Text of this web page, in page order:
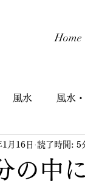
Home
風水 風水
開催報告 禅
の中
月16日 読了時間: 5